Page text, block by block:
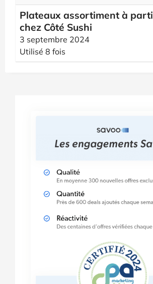
Plateaux assortiment à
chez Côté Sushi
3 septembre 2024
Utilisé 8 fois